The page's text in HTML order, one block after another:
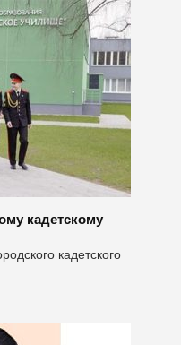
кадетскому
кадетского